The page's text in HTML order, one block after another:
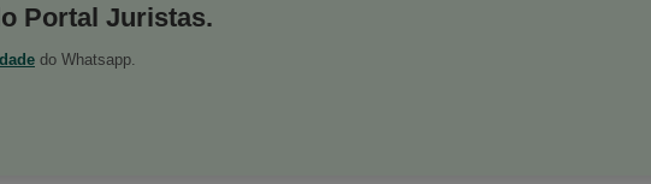
Portal Juristas.
do Whatsapp.